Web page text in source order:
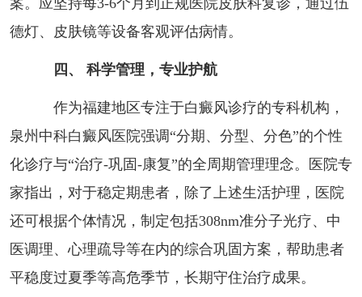
德灯、皮肤镜等设备客观评估病情。
四、 科学管理，专业护航
作为福建地区专注于白癜风诊疗的专科机构，
泉州中科白癜风医院强调“分期、分型、分色”的个性
化诊疗与“治疗-巩固-康复”的全周期管理理念。医院专
家指出，对于稳定期患者，除了上述生活护理，医院
还可根据个体情况，制定包括308nm准分子光疗、中
医调理、心理疏导等在内的综合巩固方案，帮助患者
平稳度过夏季等高危季节，长期守住治疗成果。